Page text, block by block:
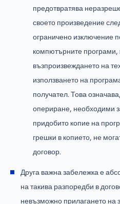
предотвратява
своето произведение
ограничено изключение
компютърните програми,
възпроизвеждането на
използването на
получател. Това
опериране, необходими
придобито копие на
грешки в копието, не
договор.
Друга важна забележка е
на такива разпоредби в
невъзможно прилагането на